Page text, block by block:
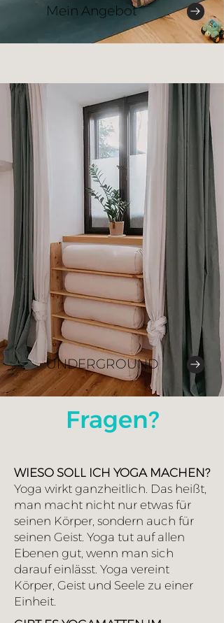
Mein Angebot
UNDERGROUND
Fragen?
WIESO SOLL ICH YOGA MACHEN?
Yoga wirkt ganzheitlich. Das heißt,
man macht nicht nur etwas für
seinen Körper, sondern auch für
seinen Geist. Yoga tut auf allen
Ebenen gut, wenn man sich
darauf einlässt. Yoga vereint
Körper, Geist und Seele zu einer
Einheit.